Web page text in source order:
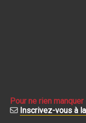
Pour ne rien manquer
Inscrivez-vous à